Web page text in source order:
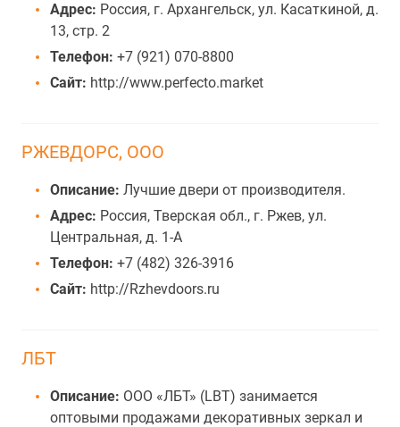
Адрес: Россия, г. Архангельск, ул. Касаткиной, д.
13, стр. 2
Телефон: +7 (921) 070-8800
Сайт: http://www.perfecto.market
РЖЕВДОРС, ООО
Описание: Лучшие двери от производителя.
Адрес: Россия, Тверская обл., г. Ржев, ул.
Центральная, д. 1-А
Телефон: +7 (482) 326-3916
Сайт: http://Rzhevdoors.ru
ЛБТ
Описание: ООО «ЛБТ» (LBT) занимается
оптовыми продажами декоративных зеркал и